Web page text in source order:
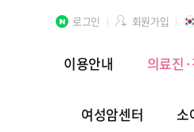
로그인 회원가입
이용안내 의료진
여성암센터 소